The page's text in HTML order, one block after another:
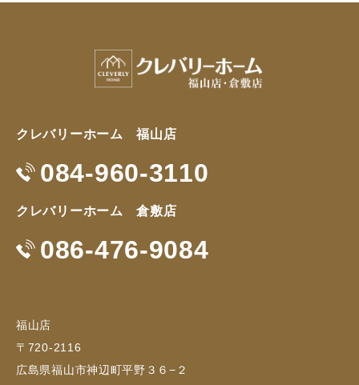
クレバリーホーム 福山店
084-960-3110
クレバリーホーム 倉敷店
086-476-9084
福山店
〒720-2116
広島県福山市神辺町平野３６−２